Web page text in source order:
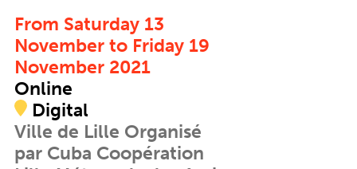
From Saturday 13
November to Friday 19
November 2021
Online
Digital
Ville de Lille Organisé
par Cuba Coopération